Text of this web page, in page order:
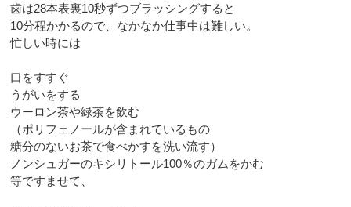
歯は28本表裏10秒ずつブラッシングすると
10分程かかるので、なかなか仕事中は難しい。
忙しい時には
口をすすぐ
うがいをする
ウーロン茶や緑茶を飲む
（ポリフェノールが含まれているもの
糖分のないお茶で食べかすを洗い流す）
ノンシュガーのキシリトール100％のガムをかむ
等ですませて、